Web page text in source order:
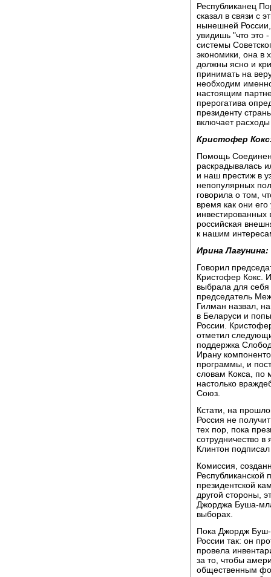
Республиканец
сказал в связи с
нынешней России,
увидишь "что это
системы
экономики, она в
должны ясно и
принимать на
необходим
настоящим
прерогатива
президенту
включает
Кристофер
Помощь
раскрадывалась
и наш престиж в
непопулярных
говорила о том,
время как они
российская
к нашим
Ирина Лагунина:
Говорил
Кристофер Кокс.
выбрала для себя
председатель
Гилман назвал,
в Беларуси и
России.
отметил
поддержка
Ирану
программы, и
словам Кокса, по
настолько
Союз.
Кстати, на
Россия не
тех пор, пока
сотрудничество
Клинтон подписал
Комиссия,
Республиканской
президентской
другой стороны,
Джорджа Буша-
выборах.
Пока Джордж
России так: он
провела
за то, чтобы
общественным